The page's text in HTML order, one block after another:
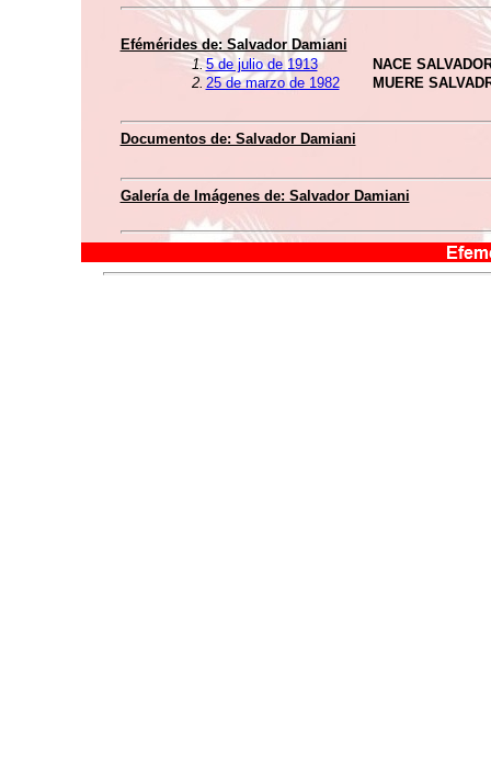
Efémérides de: Salvador Damiani
1.5 de julio de 1913
NACE
2. 25 de marzo de 1982 MUERE
Documentos de: Salvador Damiani
Galería de Imágenes de: Salvador Damiani